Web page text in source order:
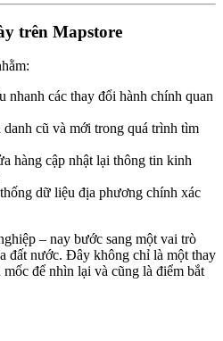
trên Mapstore
nhanh các thay đổi hành chính quan
cũ và mới trong quá trình tìm
hàng cập nhật lại thông tin kinh
dữ liệu địa phương chính xác
– nay bước sang một vai trò
đất nước. Đây không chỉ là một thay
để nhìn lại và cũng là điểm bắt